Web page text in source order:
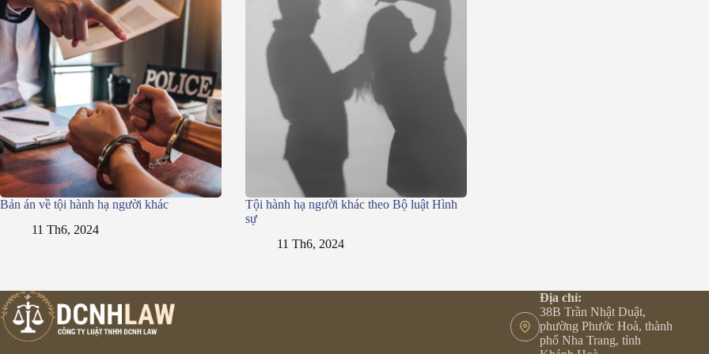
Bản án về tội hành hạ người khác
11 Th6, 2024
Tội hành hạ người khác theo Bộ luật Hình
sự
11 Th6, 2024
Địa chỉ:
38B Trần Nhật Duật,
phường Phước Hoà, thành
phố Nha Trang, tỉnh